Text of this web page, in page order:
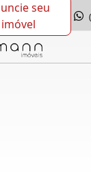
seu
imóvel